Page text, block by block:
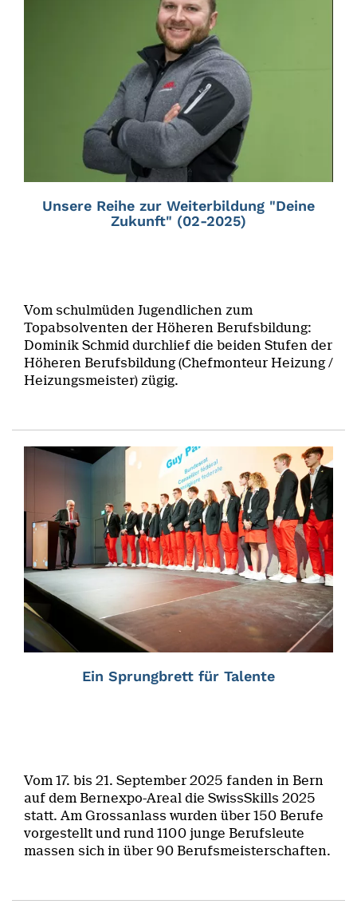
Unsere Reihe zur Weiterbildung "Deine
Zukunft" (02-2025)
Vom schulmüden Jugendlichen zum
Topabsolventen der Höheren Berufsbildung:
Dominik Schmid durchlief die beiden Stufen der
Höheren Berufsbildung (Chefmonteur Heizung /
Heizungsmeister) zügig.
Ein Sprungbrett für Talente
Vom 17. bis 21. September 2025 fanden in Bern
auf dem Bernexpo-Areal die SwissSkills 2025
statt. Am Grossanlass wurden über 150 Berufe
vorgestellt und rund 1100 junge Berufsleute
massen sich in über 90 Berufsmeisterschaften.